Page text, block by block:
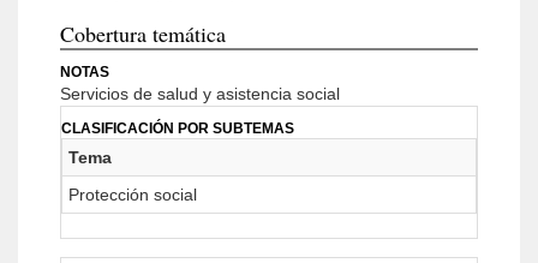
Cobertura temática
NOTAS
Servicios de salud y asistencia social
CLASIFICACIÓN POR SUBTEMAS
Tema
Protección social